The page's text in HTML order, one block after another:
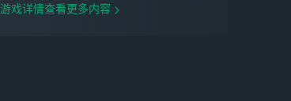
游戏详情查看更多内容